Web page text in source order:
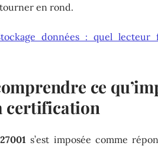
en rond.
données : quel lecteur
ce
certification
s’est imposée comme